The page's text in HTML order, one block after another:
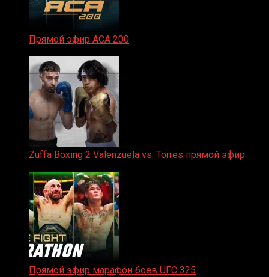
Прямой эфир ACA 200
Zuffa Boxing 2 Valenzuela vs. Torres прямой эфир
Прямой эфир марафон боев UFC 325